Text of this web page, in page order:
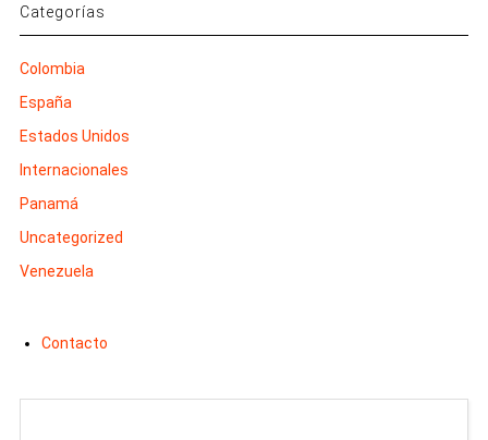
Categorías
Colombia
España
Estados Unidos
Internacionales
Panamá
Uncategorized
Venezuela
Contacto